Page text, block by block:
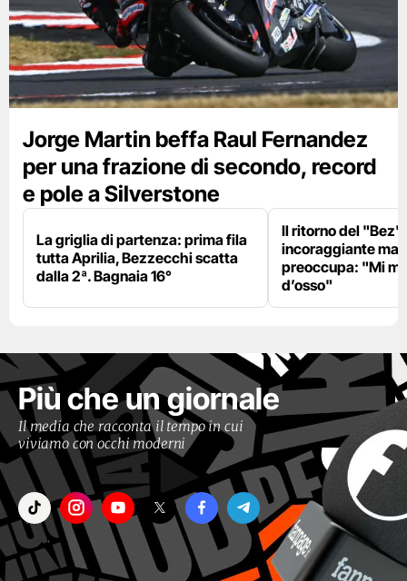
Jorge Martin beffa Raul Fernandez
per una frazione di secondo, record
e pole a Silverstone
La griglia di partenza: prima fila
tutta Aprilia, Bezzecchi scatta
dalla 2ª. Bagnaia 16°
Il ritorno del "Bez"
incoraggiante ma
preoccupa: "Mi
d’osso"
Più che un giornale
Il media che racconta il tempo in cui
viviamo con occhi moderni